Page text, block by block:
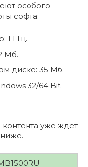
особого
софта:
1 ГГц.
Мб.
диске: 35 Мб.
32/64 Bit.
контента уже ждет